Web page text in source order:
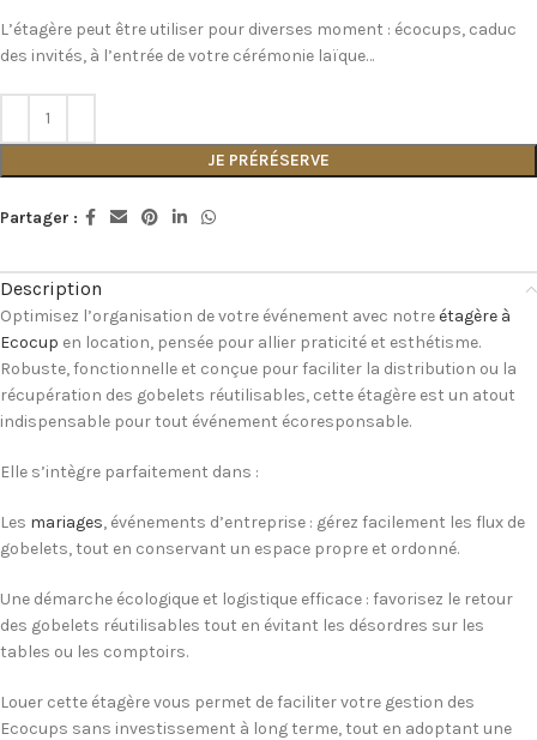
L’étagère peut être utiliser pour diverses moment : écocups, caduc
des invités, à l’entrée de votre cérémonie laïque…
JE PRÉRÉSERVE
Partager :
Description
Optimisez l’organisation de votre événement avec notreétagère à
Ecocup en location, pensée pour allier praticité et esthétisme.
Robuste, fonctionnelle et conçue pour faciliter la distribution ou la
récupération des gobelets réutilisables, cette étagère est un atout
indispensable pour tout événement écoresponsable.
Elle s’intègre parfaitement dans :
Les mariages, événements d’entreprise : gérez facilement les flux de
gobelets, tout en conservant un espace propre et ordonné.
Une démarche écologique et logistique efficace : favorisez le retour
des gobelets réutilisables tout en évitant les désordres sur les
tables ou les comptoirs.
Louer cette étagère vous permet de faciliter votre gestion des
Ecocups sans investissement à long terme, tout en adoptant une